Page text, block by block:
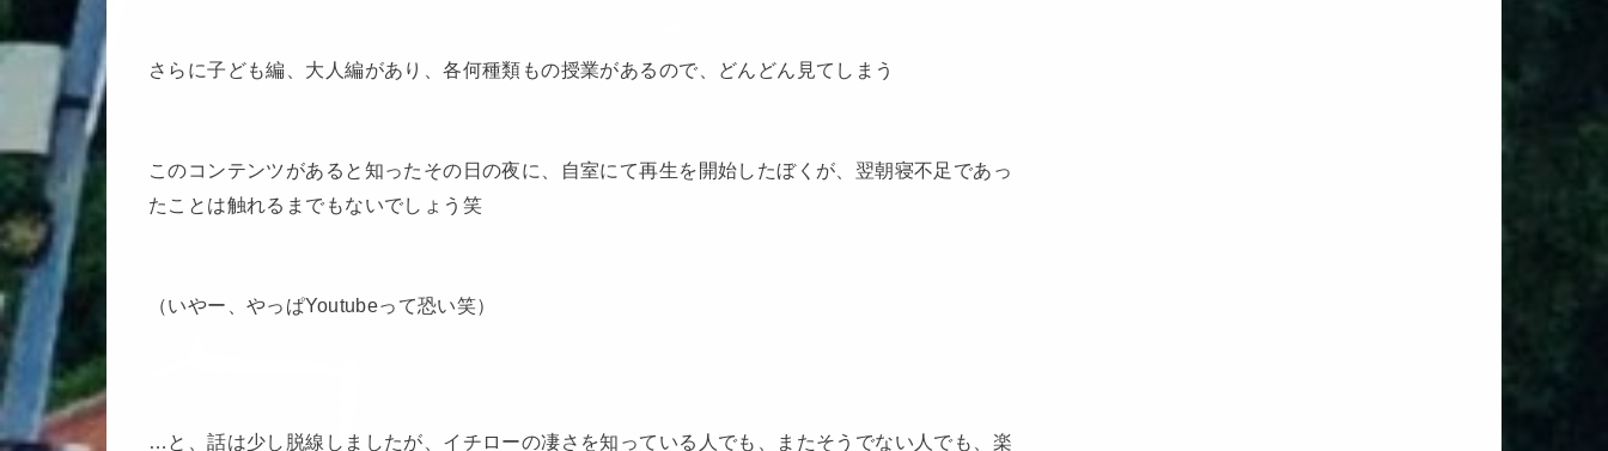
さらに子ども編、大人編があり、各何種類もの授業があるので、どんどん見てしまう
このコンテンツがあると知ったその日の夜に、自室にて再生を開始したぼくが、翌朝寝不足であっ
たことは触れるまでもないでしょう笑
（いやー、やっぱYoutubeって恐い笑）
…と、話は少し脱線しましたが、イチローの凄さを知っている人でも、またそうでない人でも、楽